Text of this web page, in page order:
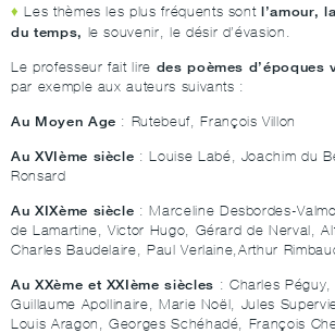
Les thèmes les plus fréquents sontl’amour,
du temps, le souvenir, le désir d’évasion.
Le professeur fait lire des poèmes d’époques
par exemple aux auteurs suivants :
Au Moyen Age : Rutebeuf, François Villon
Au XVIème siècle : Louise Labé, Joachim du
Ronsard
Au XIXème siècle : Marceline Desbordes-
de Lamartine, Victor Hugo, Gérard de Nerval,
Charles Baudelaire, Paul Verlaine,Arthur
Au XXème et XXIème siècles : Charles
Guillaume Apollinaire, Marie Noël, Jules
Louis Aragon, Georges Schéhadé, François